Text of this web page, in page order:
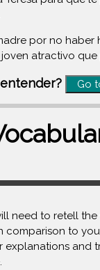
por no haber
atractivo
Go
need to retell
comparison to
explanations and